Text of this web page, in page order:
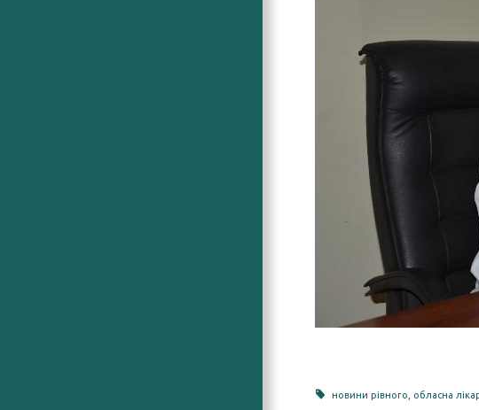
новини рівного обласна